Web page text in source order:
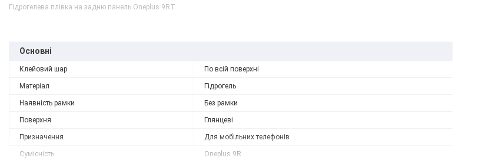
Гідрогелева плівка на задню панель Oneplus 9RT
Основні
Клейовий шар По всій поверхні
Матеріал Гідрогель
Наявність рамки Без рамки
Поверхня Глянцеві
Призначення Для мобільних телефонів
Сумісність Oneplus 9R